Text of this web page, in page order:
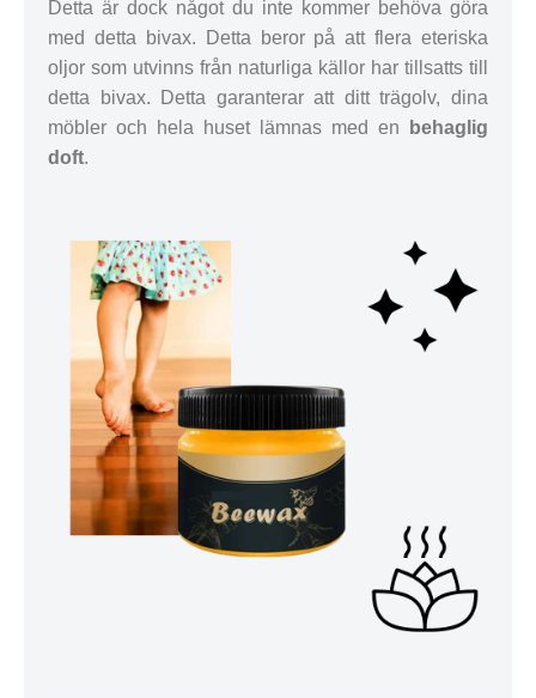
Detta är dock något du inte kommer behöva göra
med detta bivax. Detta beror på att flera eteriska
oljor som utvinns från naturliga källor har tillsatts till
detta bivax. Detta garanterar att ditt trägolv, dina
möbler och hela huset lämnas med en
behaglig
doft.